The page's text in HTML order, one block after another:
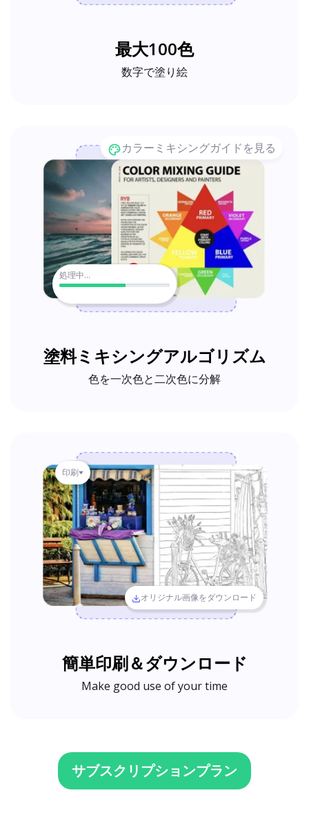
最大100色
数字で塗り絵
カラーミキシングガイドを見る
処理中...
塗料ミキシングアルゴリズム
色を一次色と二次色に分解
オリジナル画像をダウンロード
印刷
簡単印刷＆ダウンロード
Make good use of your time
サブスクリプションプラン